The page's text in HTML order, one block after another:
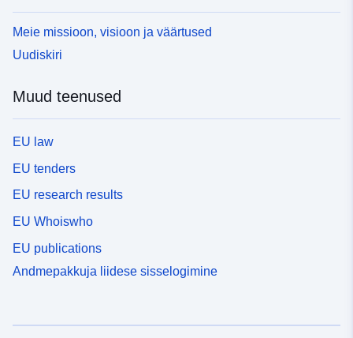
Meie missioon, visioon ja väärtused
Uudiskiri
Muud teenused
EU law
EU tenders
EU research results
EU Whoiswho
EU publications
Andmepakkuja liidese sisselogimine